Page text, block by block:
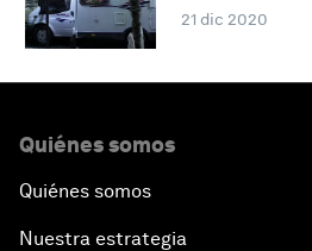
21 dic 2020
Quiénes somos
Quiénes somos
Nuestra estrategia